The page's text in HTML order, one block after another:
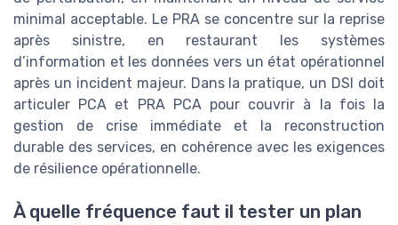
minimal acceptable. Le PRA se concentre sur la reprise
après sinistre, en restaurant les systèmes
d’information et les données vers un état opérationnel
après un incident majeur. Dans la pratique, un DSI doit
articuler PCA et PRA PCA pour couvrir à la fois la
gestion de crise immédiate et la reconstruction
durable des services, en cohérence avec les exigences
de résilience opérationnelle.
À quelle fréquence faut il tester un plan